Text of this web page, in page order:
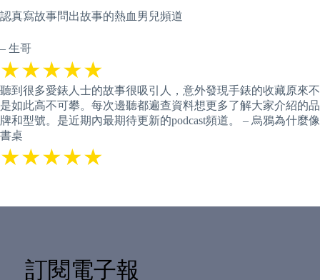
認真寫故事問出故事的熱血男兒頻道
– 生哥
★★★★★
聽到很多愛錶人士的故事很吸引人，意外發現手錶的收藏原來不
是如此高不可攀。每次邊聽都遍查資料想更多了解大家介紹的品
牌和型號。是近期內最期待更新的podcast頻道。 – 烏鴉為什麼像
書桌
★★★★★